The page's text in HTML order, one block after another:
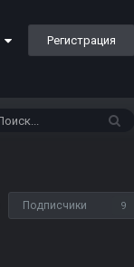
Регистрация
Подписчики 9